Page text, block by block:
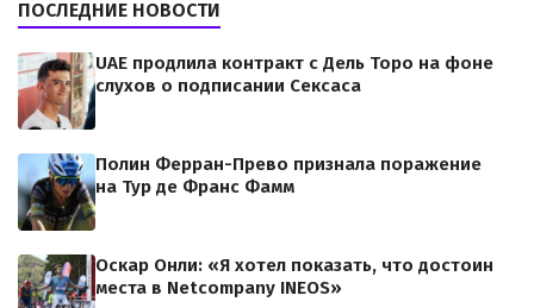
ПОСЛЕДНИЕ НОВОСТИ
UAE продлила контракт с Дель Торо на фоне
слухов о подписании Сексаса
Полин Ферран-Прево признала поражение
на Тур де Франс Фамм
Оскар Онли: «Я хотел показать, что достоин
места в Netcompany INEOS»